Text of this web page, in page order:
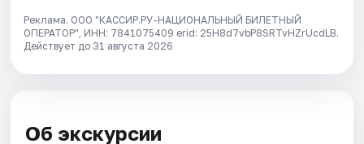
Реклама. ООО "КАССИР.РУ-НАЦИОНАЛЬНЫЙ БИЛЕТНЫЙ
ОПЕРАТОР", ИНН: 7841075409 erid: 25H8d7vbP8SRTvHZrUcdLB.
Действует до 31 августа 2026
Об экскурсии